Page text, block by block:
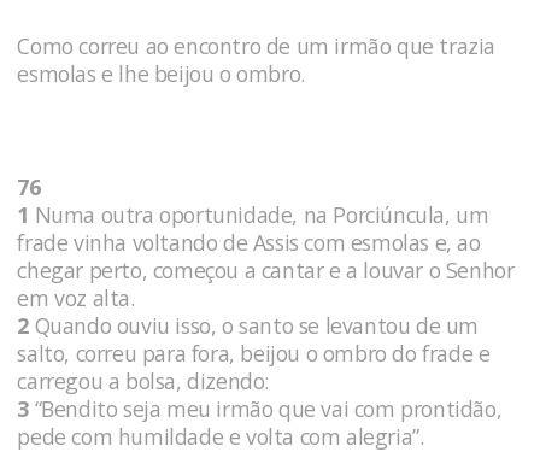
Como correu ao encontro de um irmão que trazia
esmolas e lhe beijou o ombro.
76
1 Numa outra oportunidade, na Porciúncula, um
frade vinha voltando de Assis com esmolas e, ao
chegar perto, começou a cantar e a louvar o Senhor
em voz alta.
2 Quando ouviu isso, o santo se levantou de um
salto, correu para fora, beijou o ombro do frade e
carregou a bolsa, dizendo:
3 “Bendito seja meu irmão que vai com prontidão,
pede com humildade e volta com alegria”.